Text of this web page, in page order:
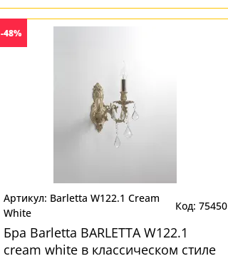
-48%
Barletta W122.1 Cream
White
75450
Бра Barletta BARLETTA W122.1
cream white в классическом стиле